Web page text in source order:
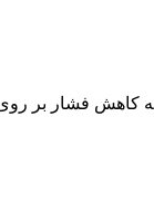
صحیح روی زمین قرار دهید و زانوها در زاویه